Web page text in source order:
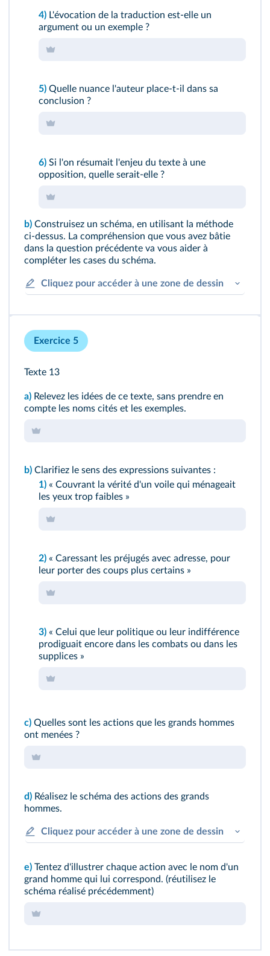
4) L'évocation de la traduction est-elle un
argument ou un exemple ?
5) Quelle nuance l'auteur place-t-il dans sa
conclusion ?
6) Si l'on résumait l'enjeu du texte à une
opposition, quelle serait-elle ?
b) Construisez un schéma, en utilisant la méthode
ci-dessus. La compréhension que vous avez bâtie
dans la question précédente va vous aider à
compléter les cases du schéma.
Cliquez pour accéder à une zone de dessin
Exercice 5
Texte 13
a) Relevez les idées de ce texte, sans prendre en
compte les noms cités et les exemples.
b) Clarifiez le sens des expressions suivantes :
1) « Couvrant la vérité d'un voile qui ménageait
les yeux trop faibles »
2) « Caressant les préjugés avec adresse, pour
leur porter des coups plus certains »
3) « Celui que leur politique ou leur indifférence
prodiguait encore dans les combats ou dans les
supplices »
c) Quelles sont les actions que les grands hommes
ont menées ?
d) Réalisez le schéma des actions des grands
hommes.
Cliquez pour accéder à une zone de dessin
e) Tentez d'illustrer chaque action avec le nom d'un
grand homme qui lui correspond. (réutilisez le
schéma réalisé précédemment)